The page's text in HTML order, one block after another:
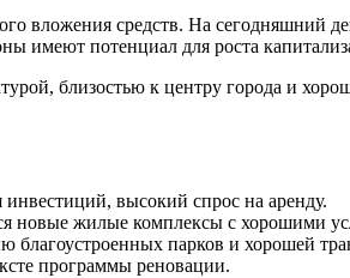
вложения средств. На сегодняшний
имеют потенциал для роста
близостью к центру города и
высокий спрос на аренду.
новые жилые комплексы с хорошими
благоустроенных парков и хорошей
программы реновации.